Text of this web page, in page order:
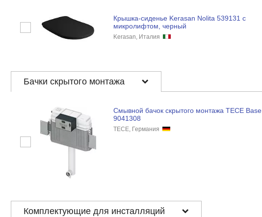
Крышка-сиденье Kerasan Nolita 539131 с
микролифтом, черный
Kerasan, Италия
Бачки скрытого монтажа
Смывной бачок скрытого монтажа TECE Base
9041308
TECE, Германия
Комплектующие для инсталляций